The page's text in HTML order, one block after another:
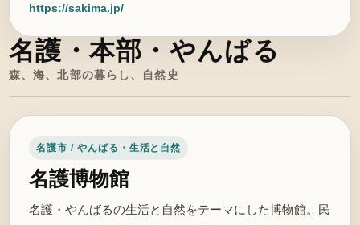
https://sakima.jp/
名護・本部・やんばる
森、海、北部の暮らし、自然史
名護市 / やんばる・生活と自然
名護博物館
名護・やんばるの生活と自然をテーマにした博物館。民